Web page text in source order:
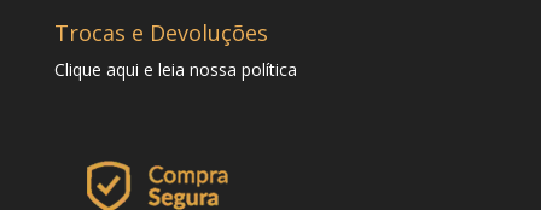
Trocas e Devoluções
Clique aqui e leia nossa política